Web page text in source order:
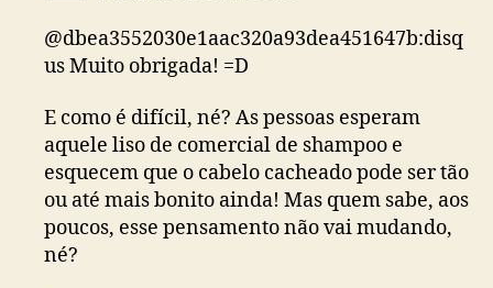
@dbea3552030e1aac320a93dea451647b:disq
us Muito obrigada! =D
E como é difícil, né? As pessoas esperam
aquele liso de comercial de shampoo e
esquecem que o cabelo cacheado pode ser tão
ou até mais bonito ainda! Mas quem sabe, aos
poucos, esse pensamento não vai mudando,
né?